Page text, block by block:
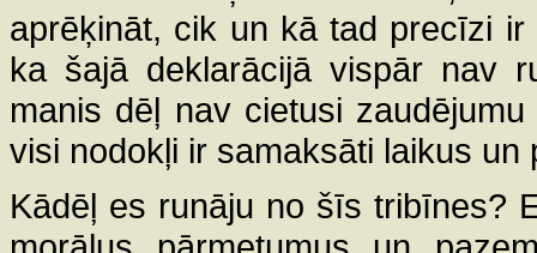
aprēķināt, cik un kā tad precīzi
ka šajā deklarācijā vispār nav
manis dēļ nav cietusi
visi nodokļi ir samaksāti laikus un
Kādēļ es runāju no šīs tribīnes?